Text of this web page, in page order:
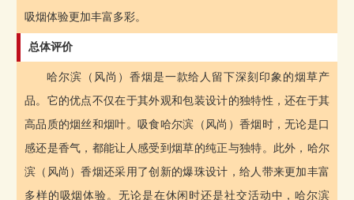
吸烟体验更加丰富多彩。
总体评价
哈尔滨（风尚）香烟是一款给人留下深刻印象的烟草产
品。它的优点不仅在于其外观和包装设计的独特性，还在于其
高品质的烟丝和烟叶。吸食哈尔滨（风尚）香烟时，无论是口
感还是香气，都能让人感受到烟草的纯正与独特。此外，哈尔
滨（风尚）香烟还采用了创新的爆珠设计，给人带来更加丰富
多样的吸烟体验。无论是在休闲时还是社交活动中，哈尔滨